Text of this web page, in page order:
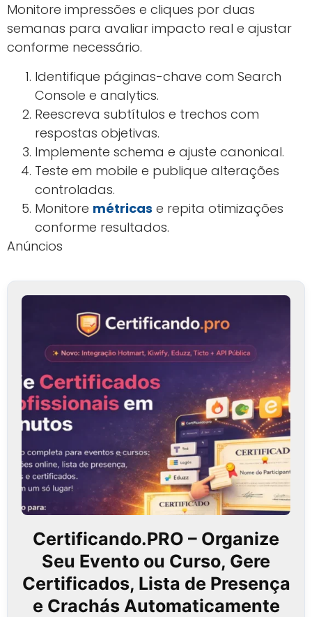
Monitore impressões e cliques por duas
semanas para avaliar impacto real e ajustar
conforme necessário.
Identifique páginas-chave com Search
Console e analytics.
Reescreva subtítulos e trechos com
respostas objetivas.
Implemente schema e ajuste canonical.
Teste em mobile e publique alterações
controladas.
Monitore métricas e repita otimizações
conforme resultados.
Anúncios
Certificando.PRO – Organize
Seu Evento ou Curso, Gere
Certificados, Lista de Presença
e Crachás Automaticamente